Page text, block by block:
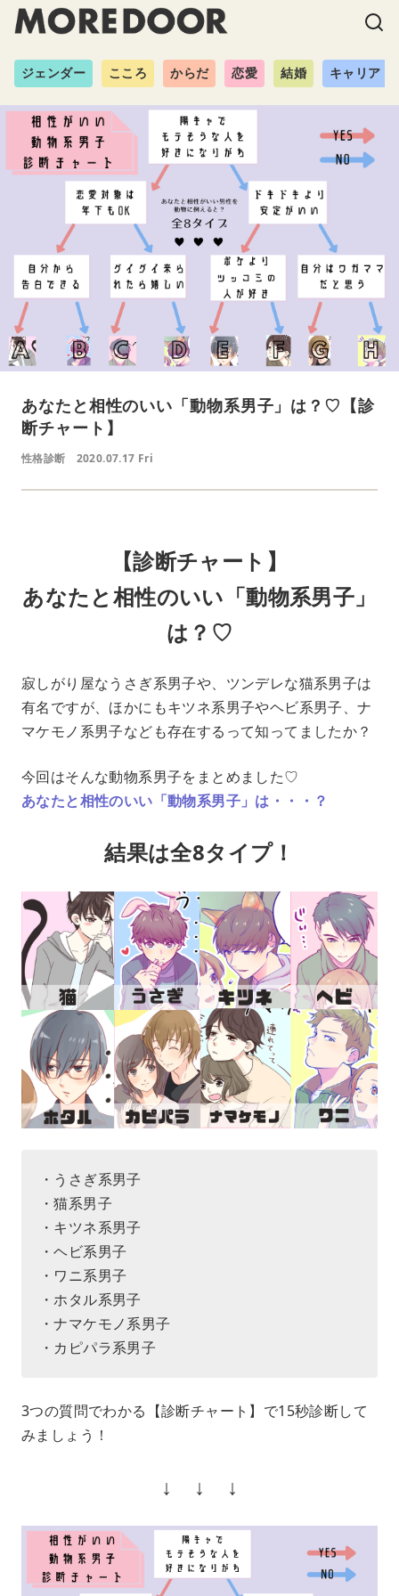
ジェンダー こころ からだ 恋愛 結婚 キャリア
あなたと相性のいい「動物系男子」は？♡【診
断チャート】
性格診断 2020.07.17 Fri
【診断チャート】
あなたと相性のいい「動物系男子」
は？♡
寂しがり屋なうさぎ系男子や、ツンデレな猫系男子は
有名ですが、ほかにもキツネ系男子やヘビ系男子、ナ
マケモノ系男子なども存在するって知ってましたか？
今回はそんな動物系男子をまとめました♡
あなたと相性のいい「動物系男子」は・・・？
結果は全8タイプ！
・うさぎ系男子
・猫系男子
・キツネ系男子
・ヘビ系男子
・ワニ系男子
・ホタル系男子
・ナマケモノ系男子
・カピパラ系男子
3つの質問でわかる【診断チャート】で15秒診断して
みましょう！
↓ ↓ ↓